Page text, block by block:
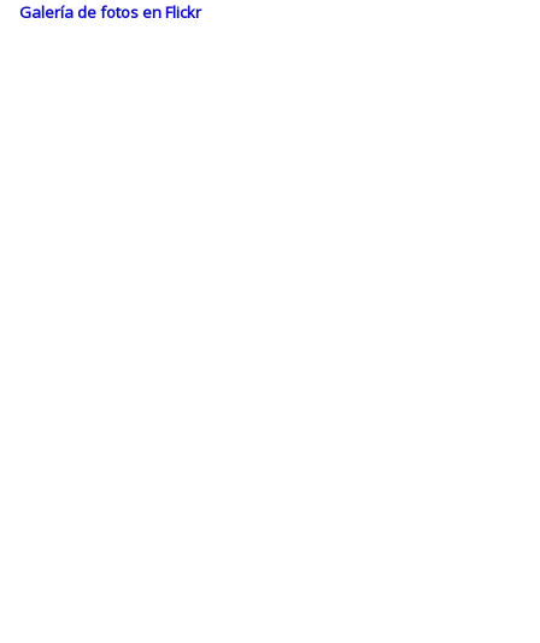
Galería de fotos en Flickr